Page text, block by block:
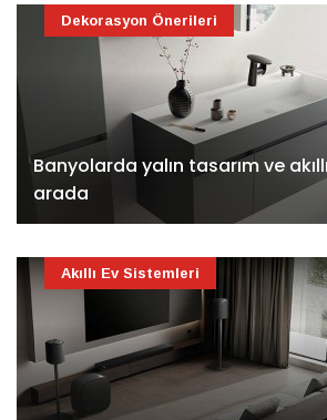
Banyolarda yalın tasarım ve
arada
Dekorasyon Önerileri
Akıllı Ev Sistemleri